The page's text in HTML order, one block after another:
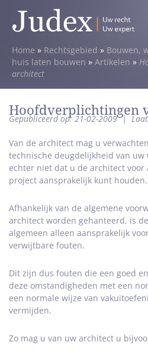
Home » Rechtsgebied » Bouwen,
huis laten bouwen » Artikelen »
architect
Hoofdverplichtingen
Gepubliceerd op: 21-02-2009|
Van de architect mag u
technische deugdelijkheid van uw
echter niet dat u de architect voor
project aansprakelijk kunt houden.
Afhankelijk van de algemene
architect worden gehanteerd, is
algemeen alleen aansprakelijk
verwijtbare fouten.
Dit zijn dus fouten die een goed
deze omstandigheden met een
een normale wijze van
vermijden.
Zo mag u van uw architect u